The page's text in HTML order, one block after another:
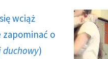
wciąż
o
duchowy)